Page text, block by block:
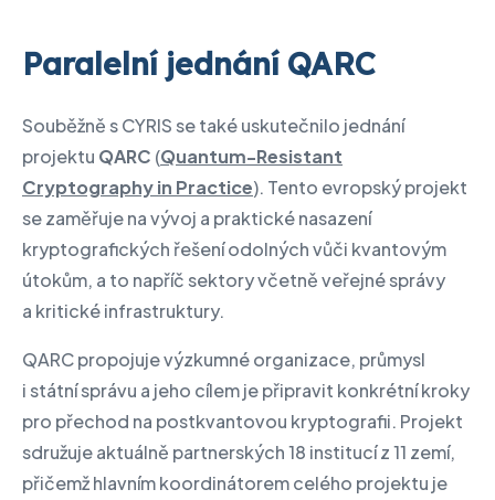
Paralelní jednání QARC
Souběžně s CYRIS se také uskutečnilo jednání
projektu QARC (Quantum-Resistant
Cryptography in Practice). Tento evropský projekt
se zaměřuje na vývoj a praktické nasazení
kryptografických řešení odolných vůči kvantovým
útokům, a to napříč sektory včetně veřejné správy
a kritické infrastruktury.
QARC propojuje výzkumné organizace, průmysl
i státní správu a jeho cílem je připravit konkrétní kroky
pro přechod na postkvantovou kryptografii. Projekt
sdružuje aktuálně partnerských 18 institucí z 11 zemí,
přičemž hlavním koordinátorem celého projektu je